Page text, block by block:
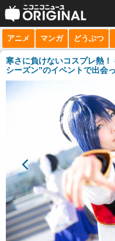
サービス一覧
niconico
チャンネル
マンガ
ニコニコQ
アニメ マンガ どうぶつ
寒さに負けないコスプレ熱
シーズン”のイベントで出会